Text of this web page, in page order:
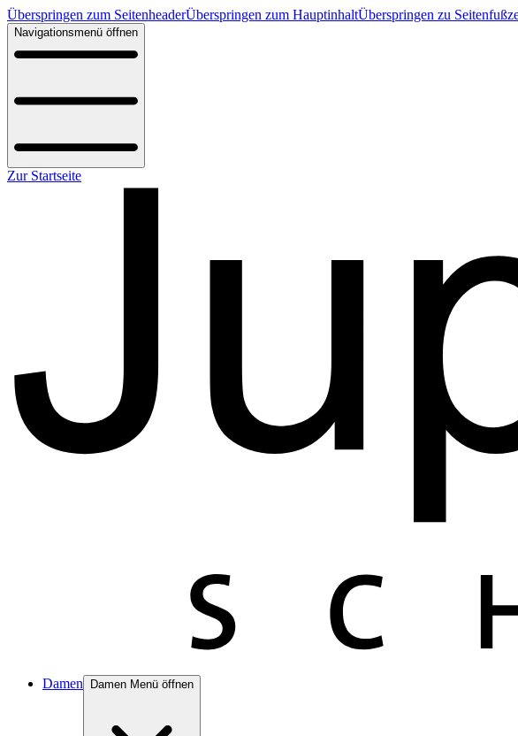
Überspringen zum SeitenheaderÜberspringen zum HauptinhaltÜberspringen zu
Navigationsmenü öffnen
Zur Startseite
Damen Damen Menü öffnen